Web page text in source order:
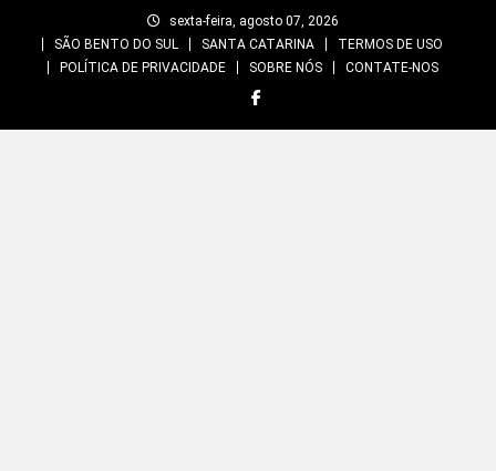
sexta-feira, agosto 07, 2026
SÃO BENTO DO SUL
SANTA CATARINA
TERMOS DE USO
POLÍTICA DE PRIVACIDADE
SOBRE NÓS CONTATE-NOS